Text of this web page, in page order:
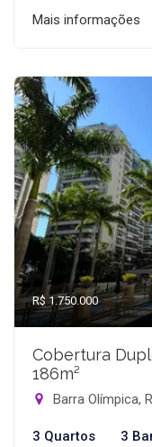
Mais informações
R$ 1.750.000
Cobertura
186m²
Barra Olímpica,
3 Quartos 3